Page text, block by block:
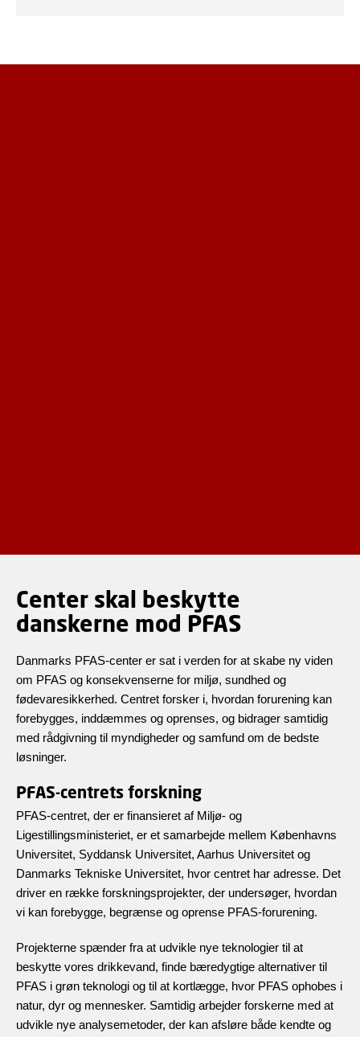
Center skal beskytte
danskerne mod PFAS
Danmarks PFAS-center er sat i verden for at skabe ny viden
om PFAS og konsekvenserne for miljø, sundhed og
fødevaresikkerhed. Centret forsker i, hvordan forurening kan
forebygges, inddæmmes og oprenses, og bidrager samtidig
med rådgivning til myndigheder og samfund om de bedste
løsninger.
PFAS-centrets forskning
PFAS-centret, der er finansieret af Miljø- og
Ligestillingsministeriet, er et samarbejde mellem Københavns
Universitet, Syddansk Universitet, Aarhus Universitet og
Danmarks Tekniske Universitet, hvor centret har adresse. Det
driver en række forskningsprojekter, der undersøger, hvordan
vi kan forebygge, begrænse og oprense PFAS-forurening.
Projekterne spænder fra at udvikle nye teknologier til at
beskytte vores drikkevand, finde bæredygtige alternativer til
PFAS i grøn teknologi og til at kortlægge, hvor PFAS ophobes i
natur, dyr og mennesker. Samtidig arbejder forskerne med at
udvikle nye analysemetoder, der kan afsløre både kendte og